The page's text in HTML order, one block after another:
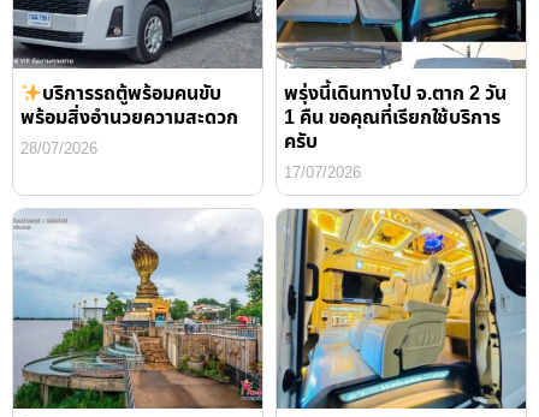
บริการรถตู้พร้อมคนขับ
พร้อมสิ่งอำนวยความสะดวก
28/07/2026
พรุ่งนี้เดินทางไป จ.ตาก 2 วัน
1 คืน ขอคุณที่เรียกใช้บริการ
ครับ
17/07/2026